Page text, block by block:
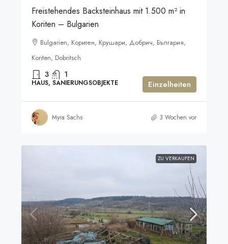
Freistehendes Backsteinhaus mit 1.500 m² in
Koriten – Bulgarien
Bulgarien, Коритен, Крушари, Добрич, България,
Koriten, Dobritsch
3 1
HAUS, SANIERUNGSOBJEKTE Einzelheiten
Myra Sachs 3 Wochen vor
ZU VERKAUFEN